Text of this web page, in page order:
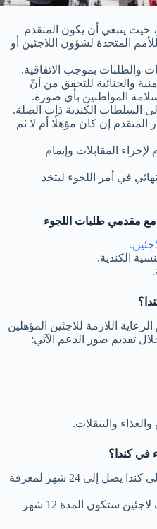
حيث ينبغي أن يكون المتقدم
المتحدة لشؤون اللاجئين أو
والطلبات بموجب الاتفاقية.
والجنائية للتحقق من أنّ
المواطنين بأي صورة.
السلطات الكندية ذات الصلة.
إن كان مؤهلًا أم لا ثم
المقابلات وإتمام
في أمر اللجوء ليتخذ
مع مقدمي طلبات اللجوء
الكندية.
اللازمة للاجئين المؤهلين
تقديم صور الدعم الآتي:
والتنقلات.
في كندا؟
متوسط انتظار طلب اللجوء إلى كندا يصل إلى 24 شهر لمعرفة
في حالة تقديم طلب استئناف لاجئين ستكون المدة 12 شهر